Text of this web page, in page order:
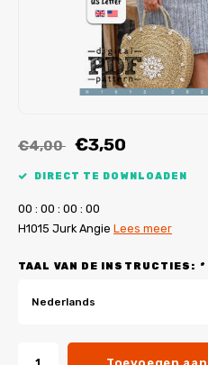
My Image tutorials
My Image rectificaties
B-Trendy rectificaties
Gratis naaipatronen
PDF-Printservice
€4,00 €3,50
DIRECT TE DOWNLOADEN
00 : 00 : 00 : 00
H1015 Jurk Angie Lees meer
TAAL VAN DE INSTRUCTIES: *
Nederlands
Toevoegen